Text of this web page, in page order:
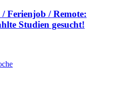
Ferienjob / Remote:
Studien gesucht!